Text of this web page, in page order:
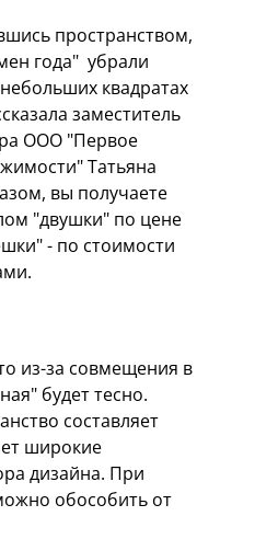
пространством,
года" убрали
квадратах
заместитель
ООО "Первое
Татьяна
вы получаете
"двушки" по цене
- по стоимости
из-за совмещения в
будет тесно.
составляет
широкие
дизайна. При
обособить от